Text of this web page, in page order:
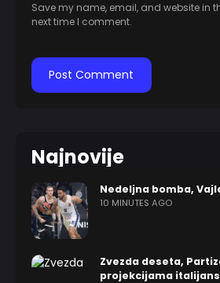
Save my name, email, and website in
next time I comment.
Najnovije
Nedeljna bomba,
10 MINUTES AGO
Zvezda deseta,
projekcijama